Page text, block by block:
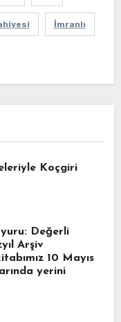
İmranlı
Koçgiri
Değerli
Arşiv
10 Mayıs
yerini